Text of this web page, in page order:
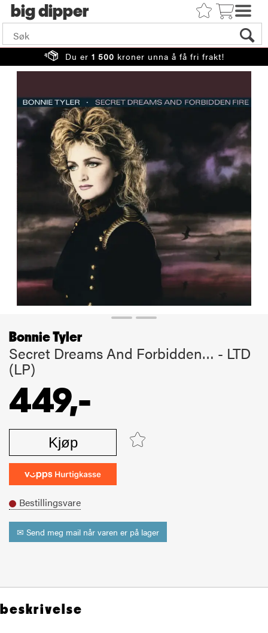
big
Du er 1 500 kroner unna å få fri frakt!
Bonnie Tyler
Secret Dreams And Forbidden… - LTD
(LP)
449,-
Kjøp
Bestillingsvare
✉ Send meg mail når varen er på lager
beskrivelse